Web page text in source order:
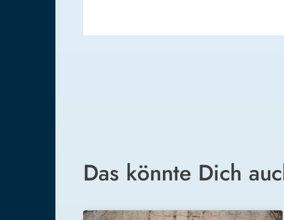
Das könnte Dich